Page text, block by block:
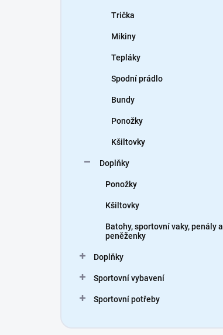
Trička
Mikiny
Tepláky
Spodní prádlo
Bundy
Ponožky
Kšiltovky
Doplňky
Ponožky
Kšiltovky
Batohy, sportovní vaky, penály a
peněženky
Doplňky
Sportovní vybavení
Sportovní potřeby